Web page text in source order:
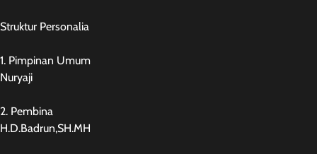
Struktur Personalia
1. Pimpinan Umum
Nuryaji
2. Pembina
H.D.Badrun,SH.MH